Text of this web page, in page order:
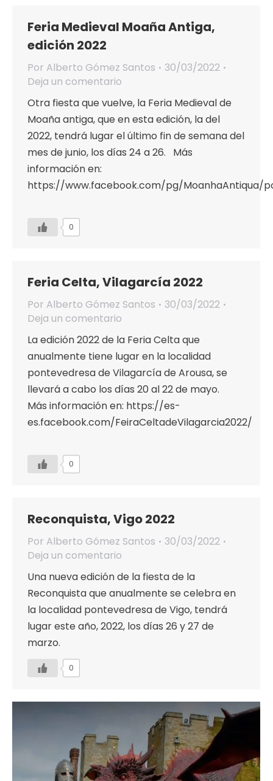
Feria Medieval Moaña Antiga,
edición 2022
Por Alberto Gómez Santos
30/03/2022
Deja un comentario
Otra fiesta que vuelve, la Feria Medieval de
Moaña antiga, que en esta edición, la del
2022, tendrá lugar el último fin de semana del
mes de junio, los días 24 a 26. Más
información en:
https://www.facebook.com/pg/MoanhaAntiqua/
0
Feria Celta, Vilagarcía 2022
Por Alberto Gómez Santos
30/03/2022
Deja un comentario
La edición 2022 de la Feria Celta que
anualmente tiene lugar en la localidad
pontevedresa de Vilagarcía de Arousa, se
llevará a cabo los días 20 al 22 de mayo.
Más información en: https://es-
es.facebook.com/FeiraCeltadeVilagarcia2022/
0
Reconquista, Vigo 2022
Por Alberto Gómez Santos
30/03/2022
Deja un comentario
Una nueva edición de la fiesta de la
Reconquista que anualmente se celebra en
la localidad pontevedresa de Vigo, tendrá
lugar este año, 2022, los días 26 y 27 de
marzo.
0